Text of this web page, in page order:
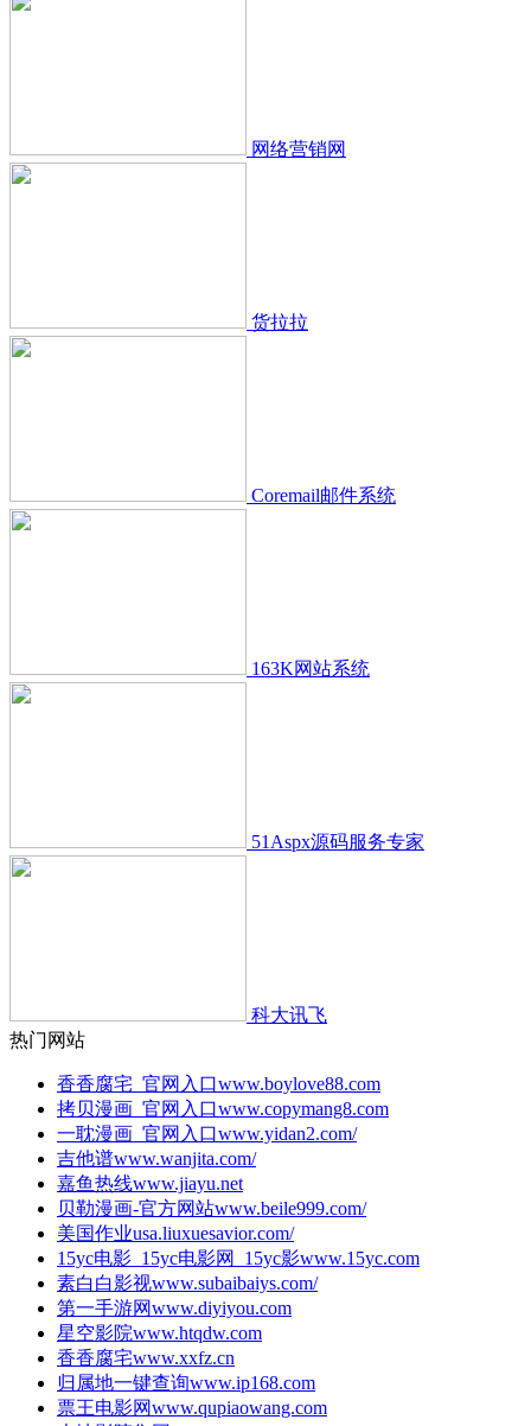
网络营销网
货拉拉
Coremail邮件系统
163K网站系统
51Aspx源码服务专家
科大讯飞
热门网站
香香腐宅_官网入口www.boylove88.com
拷贝漫画_官网入口www.copymang8.com
一耽漫画_官网入口www.yidan2.com/
吉他谱www.wanjita.com/
嘉鱼热线www.jiayu.net
贝勒漫画-官方网站www.beile999.com/
美国作业usa.liuxuesavior.com/
15yc电影_15yc电影网_15yc影www.15yc.com
素白白影视www.subaibaiys.com/
第一手游网www.diyiyou.com
星空影院www.htqdw.com
香香腐宅www.xxfz.cn
归属地一键查询www.ip168.com
票王电影网www.qupiaowang.com